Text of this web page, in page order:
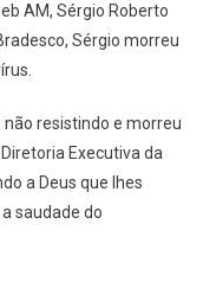
AM, Sérgio Roberto
Sérgio morreu
não resistindo e morreu
Executiva da
a Deus que lhes
saudade do